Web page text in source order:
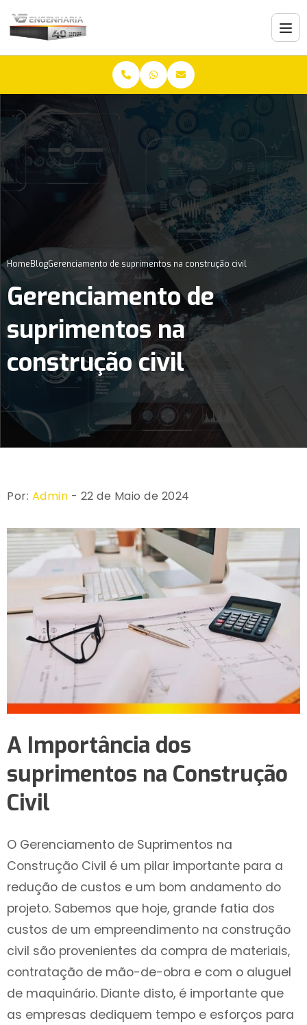
HomeBlogGerenciamento de suprimentos na construção civil
Gerenciamento de
suprimentos na
construção civil
Por: Admin - 22 de Maio de 2024
A Importância dos
suprimentos na Construção
Civil
O Gerenciamento de Suprimentos na
Construção Civil é um pilar importante para a
redução de custos e um bom andamento do
projeto. Sabemos que hoje, grande fatia dos
custos de um empreendimento na construção
civil são provenientes da compra de materiais,
contratação de mão-de-obra e com o aluguel
de maquinário. Diante disto, é importante que
as empresas dediquem tempo e esforços para